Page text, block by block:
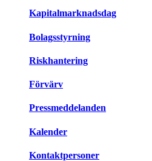
Kapitalmarknadsdag
Bolagsstyrning
Riskhantering
Förvärv
Pressmeddelanden
Kalender
Kontaktpersoner